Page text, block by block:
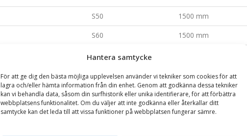
Hantera samtycke
För att ge dig den bästa möjliga upplevelsen använder vi tekniker som cookies för att
lagra och/eller hämta information från din enhet. Genom att godkänna dessa tekniker
kan vi behandla data, såsom din surfhistorik eller unika identifierare, för att förbättra
webbplatsens funktionalitet. Om du väljer att inte godkänna eller återkallar ditt
samtycke kan det leda till att vissa funktioner på webbplatsen fungerar sämre.
S50 1500 mm
S60 1500 mm
S70
S1/B20 1500 mm
S30/150 1800 mm
S30/180 1800 mm